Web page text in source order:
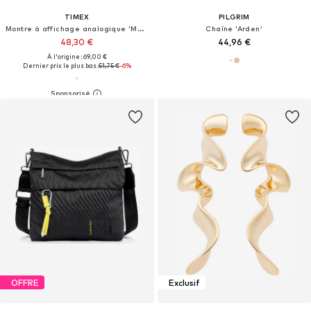
TIMEX
Montre à affichage analogique 'Main Street'
48,30 €
À l'origine : 69,00 €
Dernier prix le plus bas :51,75 €-6%
PILGRIM
Chaîne 'Arden'
44,96 €
OFFRE Exclusif